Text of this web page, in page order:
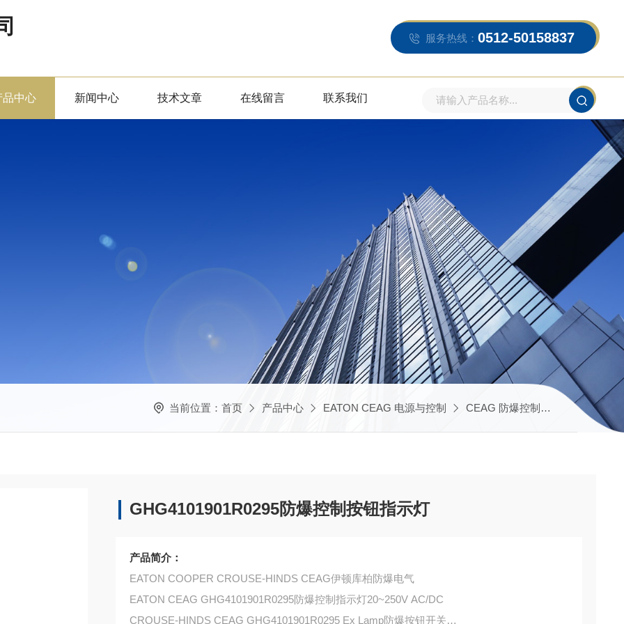
服务热线： 0512-50158837
品中心 新闻中心 技术文章 在线留言 联系我们
当前位置： 首页 产品中心 EATON CEAG 电源与控制 CEAG 防爆控制按钮 EATON
GHG4101901R0295防爆控制按钮指示灯
产品简介：
EATON COOPER CROUSE-HINDS CEAG伊顿库柏防爆电气
EATON CEAG GHG4101901R0295防爆控制指示灯20~250V AC/DC
CROUSE-HINDS CEAG GHG4101901R0295 Ex Lamp防爆按钮开关